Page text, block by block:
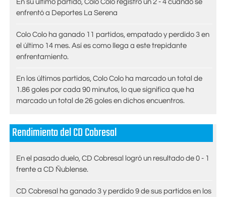
En su último partido, Colo Colo registró un 2 - 4 cuando se
enfrentó a Deportes La Serena
Colo Colo ha ganado 11 partidos, empatado y perdido 3 en
el último 14 mes. Así es como llega a este trepidante
enfrentamiento.
En los últimos partidos, Colo Colo ha marcado un total de
1.86 goles por cada 90 minutos, lo que significa que ha
marcado un total de 26 goles en dichos encuentros.
Rendimiento del CD Cobresal
En el pasado duelo, CD Cobresal logró un resultado de 0 - 1
frente a CD Ñublense.
CD Cobresal ha ganado 3 y perdido 9 de sus partidos en los